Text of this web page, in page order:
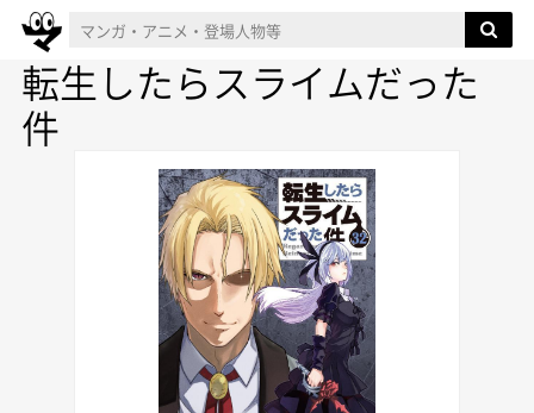
転生したらスライムだった
件